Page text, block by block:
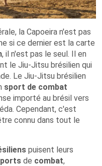
la Capoeira n'est pas
si ce dernier est la carte
, il n'est pas le seul. Il en
le Jiu-Jitsu brésilien qui
Le Jiu-Jitsu brésilien
sport de combat
importé au brésil vers
Cependant, c'est
connu dans tout le
puisent leurs
de combat,